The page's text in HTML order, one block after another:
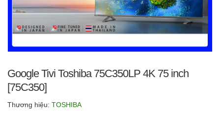
Google Tivi Toshiba 75C350LP 4K 75 inch
[75C350]
Thương hiệu: TOSHIBA